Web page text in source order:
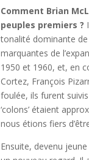
Comment Brian
peuples premiers ?
tonalité dominante de
marquantes de
1950 et 1960, et, en
Cortez, François
foulée, ils furent suivis
‘colons’ étaient
nous étions fiers
Ensuite, devenu